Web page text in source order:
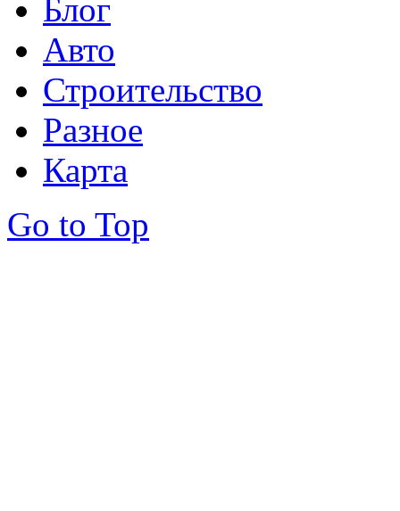
Блог
Авто
Строительство
Разное
Карта
Go to Top